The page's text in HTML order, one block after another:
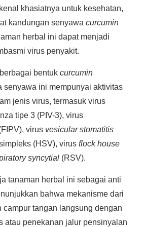
khasiatnya untuk kesehatan,
kandungan senyawa curcumin
herbal ini dapat menjadi
virus penyakit.
bentuk curcumin
senyawa ini mempunyai aktivitas
jenis virus, termasuk virus
tipe 3 (PIV-3), virus
virus vesicular stomatitis
(HSV), virus flock house
syncytial (RSV).
tanaman herbal ini sebagai anti
bahwa mekanisme dari
campur tangan langsung dengan
atau penekanan jalur pensinyalan